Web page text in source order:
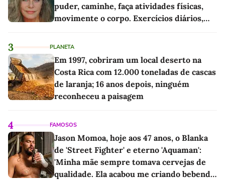
puder, caminhe, faça atividades físicas,
movimente o corpo. Exercícios diários,
3 PLANETA
Em 1997, cobriram um local deserto na
Costa Rica com 12.000 toneladas de cascas
de laranja; 16 anos depois, ninguém
reconheceu a paisagem
4 FAMOSOS
Jason Momoa, hoje aos 47 anos, o Blanka
de 'Street Fighter' e eterno 'Aquaman':
'Minha mãe sempre tomava cervejas de
qualidade. Ela acabou me criando bebendo